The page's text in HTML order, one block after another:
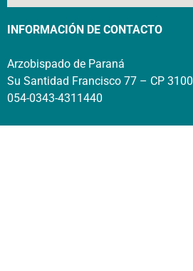
INFORMACIÓN DE CONTACTO
Arzobispado de Paraná
Su Santidad Francisco 77 – CP 3100
054-0343-4311440